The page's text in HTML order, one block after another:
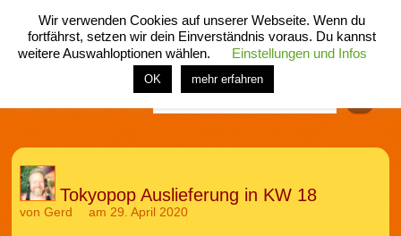
menü
home rubrik buch comic spiel fotos shop
Tokyopop Auslieferung in KW 18
von Gerd am 29. April 2020
Wir verwenden Cookies auf unserer Webseite. Wenn du
fortfährst, setzen wir dein Einverständnis voraus. Du kannst
weitere Auswahloptionen wählen.
Einstellungen und Infos
OK mehr erfahren